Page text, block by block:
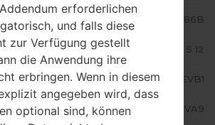
Samsung SM-N986B
Android S 12
N986BXXS3EVB1
N986BOXM3EVA9
erforderlichen
und falls diese
zur Verfügung gestellt
die Anwendung ihre
erbringen. Wenn in diesem
angegeben wird, dass
optional sind, können